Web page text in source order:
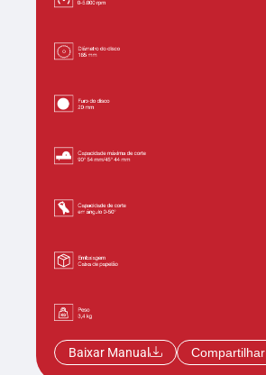
Baixar Manual Compartilhar